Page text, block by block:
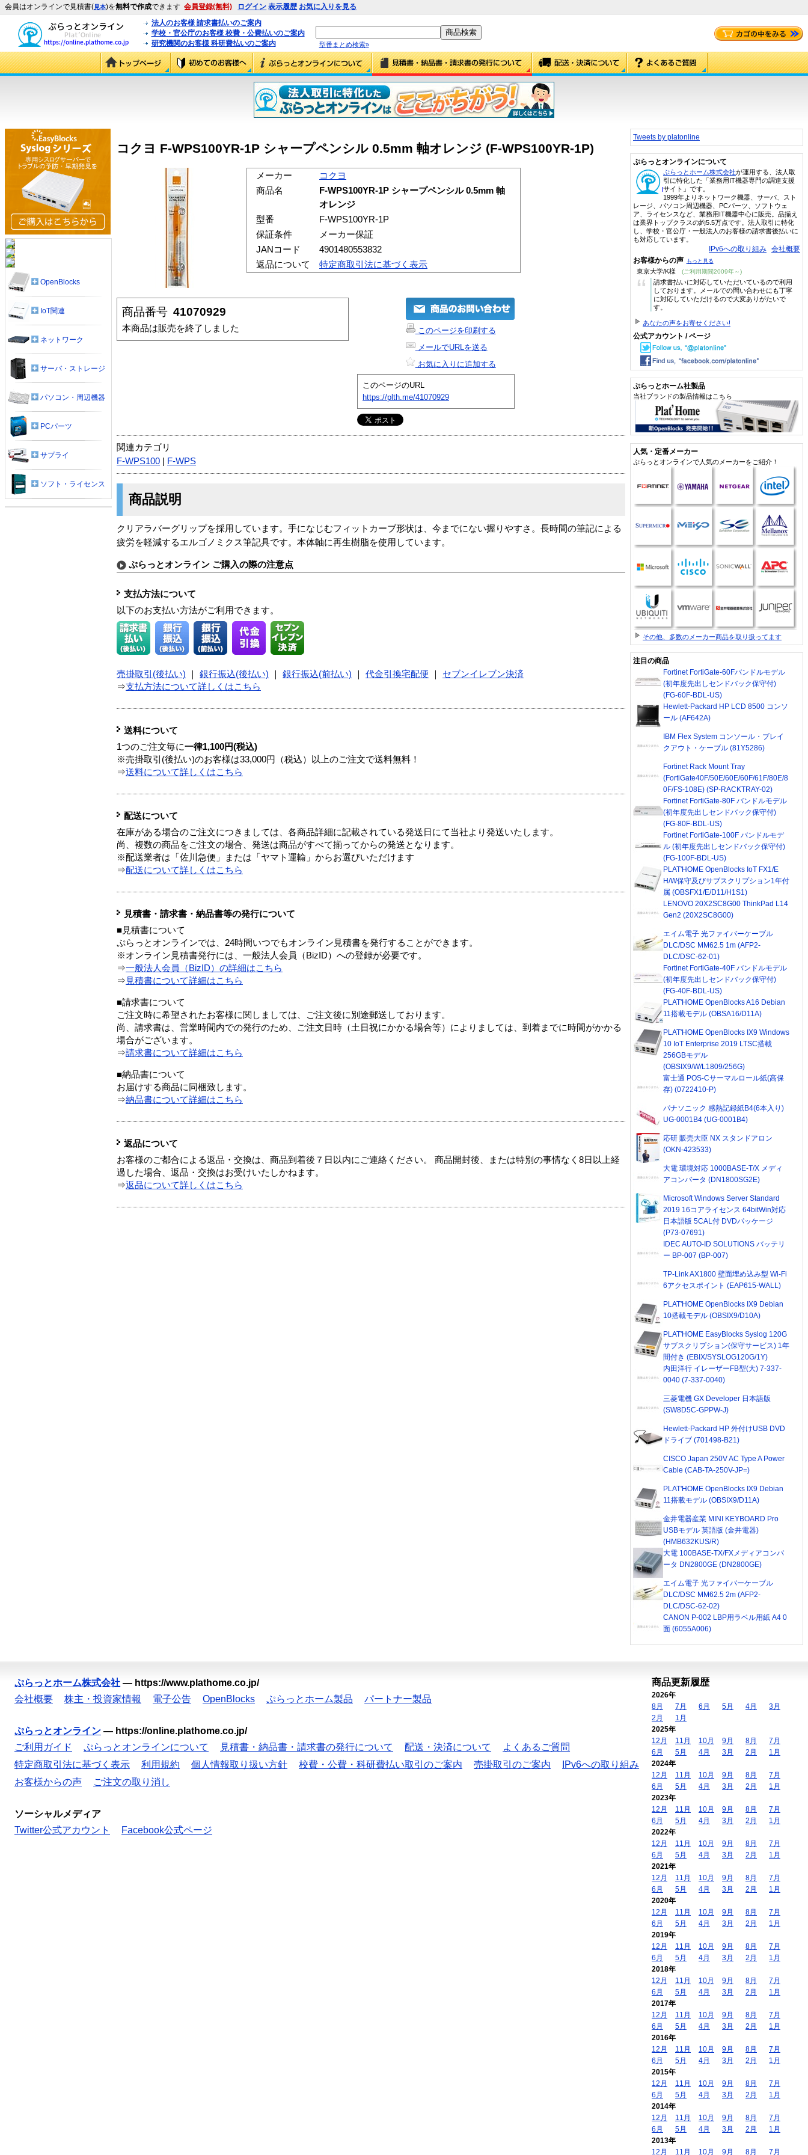
会員はオンラインで見積書(見本)を無料で作成できます 会員登録(無料) ログイン 表示履歴 お気に入りを見る
法人のお客様 請求書払いのご案内
学校・官公庁のお客様 校費・公費払いのご案内
研究機関のお客様 科研費払いのご案内
型番まとめ検索»
コクヨ F-WPS100YR-1P シャープペンシル 0.5mm 軸オレンジ (F-WPS100YR-1P)
メーカー
コクヨ
商品名
F-WPS100YR-1P シャープペンシル 0.5mm 軸
オレンジ
型番
F-WPS100YR-1P
保証条件
メーカー保証
JANコード
4901480553832
返品について
特定商取引法に基づく表示
商品番号 41070929
本商品は販売を終了しました
このページを印刷する
メールでURLを送る
お気に入りに追加する
このページのURL
https://plth.me/41070929
関連カテゴリ
F-WPS100
F-WPS
商品説明
クリアラバーグリップを採用しています。手になじむフィットカーブ形状は、今までにない握りやすさ。長時間の筆記による
疲労を軽減するエルゴノミクス筆記具です。本体軸に再生樹脂を使用しています。
ぷらっとオンライン ご購入の際の注意点
支払方法について
以下のお支払い方法がご利用できます。
売掛取引(後払い) 銀行振込(後払い) 銀行振込(前払い) 代金引換宅配便
セブンイレブン決済
⇒支払方法について詳しくはこちら
送料について
1つのご注文毎に一律1,100円(税込)
※売掛取引(後払い)のお客様は33,000円（税込）以上のご注文で送料無料！
⇒送料について詳しくはこちら
配送について
在庫がある場合のご注文につきましては、各商品詳細に記載されている発送日にて当社より発送いたします。
尚、複数の商品をご注文の場合、発送は商品がすべて揃ってからの発送となります。
※配送業者は「佐川急便」または「ヤマト運輸」からお選びいただけます
⇒配送について詳しくはこちら
見積書・請求書・納品書等の発行について
■見積書について
ぷらっとオンラインでは、24時間いつでもオンライン見積書を発行することができます。
※オンライン見積書発行には、一般法人会員（BizID）への登録が必要です。
⇒一般法人会員（BizID）の詳細はこちら
⇒ 見積書について詳細はこちら
■請求書について
ご注文時に希望されたお客様に関しましては、ご注文後に別途郵送しております。
尚、請求書は、営業時間内での発行のため、ご注文日時（土日祝にかかる場合等）によりましては、到着までに時間がかかる
場合がございます。
⇒請求書について詳細はこちら
■納品書について
お届けする商品に同梱致します。
⇒納品書について詳細はこちら
返品について
お客様のご都合による返品・交換は、商品到着後７日以内にご連絡ください。 商品開封後、または特別の事情なく8日以上経
過した場合、返品・交換はお受けいたしかねます。
⇒返品について詳しくはこちら
OpenBlocks
IoT関連
ネットワーク
サーバ・ストレージ
パソコン・周辺機器
PCパーツ
サプライ
ソフト・ライセンス
Tweets by platonline
ぷらっとオンラインについて
ぷらっとホーム株式会社が運用する、法人取
引に特化した「業務用IT機器専門の調達支援
サイト」です。
1999年よりネットワーク機器、サーバ、スト
レージ、パソコン周辺機器、PCパーツ、ソフトウェ
ア、ライセンスなど、業務用IT機器中心に販売。品揃え
は業界トップクラスの約5.5万点です。法人取引に特化
し、学校・官公庁・一般法人のお客様の請求書後払いに
も対応しています。
IPv6への取り組み 会社概要
お客様からの声 もっと見る
東京大学/K様 (ご利用期間2009年～)
“
請求書払いに対応していただいているので利用
しております。メールでの問い合わせにも丁寧
に対応していただけるので大変ありがたいで
す。
あなたの声をお寄せください!
公式アカウント / ページ
ぷらっとホーム社製品
当社ブランドの製品情報はこちら
人気・定番メーカー
ぷらっとオンラインで人気のメーカーをご紹介！
その他、多数のメーカー商品を取り扱ってます
注目の商品
Fortinet FortiGate-60Fバンドルモデル
(初年度先出しセンドバック保守付)
(FG-60F-BDL-US)
Hewlett-Packard HP LCD 8500 コンソ
ール (AF642A)
IBM Flex System コンソール・ブレイ
クアウト・ケーブル (81Y5286)
Fortinet Rack Mount Tray
(FortiGate40F/50E/60E/60F/61F/80E/8
0F/FS-108E) (SP-RACKTRAY-02)
Fortinet FortiGate-80F バンドルモデル
(初年度先出しセンドバック保守付)
(FG-80F-BDL-US)
Fortinet FortiGate-100F バンドルモデ
ル (初年度先出しセンドバック保守付)
(FG-100F-BDL-US)
PLAT'HOME OpenBlocks IoT FX1/E
H/W保守及びサブスクリプション1年付
属 (OBSFX1/E/D11/H1S1)
LENOVO 20X2SC8G00 ThinkPad L14
Gen2 (20X2SC8G00)
エイム電子 光ファイバーケーブル
DLC/DSC MM62.5 1m (AFP2-
DLC/DSC-62-01)
Fortinet FortiGate-40F バンドルモデル
(初年度先出しセンドバック保守付)
(FG-40F-BDL-US)
PLAT'HOME OpenBlocks A16 Debian
11搭載モデル (OBSA16/D11A)
PLAT'HOME OpenBlocks IX9 Windows
10 IoT Enterprise 2019 LTSC搭載
256GBモデル
(OBSIX9/W/L1809/256G)
富士通 POS-Cサーマルロール紙(高保
存) (0722410-P)
パナソニック 感熱記録紙B4(6本入り)
UG-0001B4 (UG-0001B4)
応研 販売大臣 NX スタンドアロン
(OKN-423533)
大電 環境対応 1000BASE-T/X メディ
アコンバータ (DN1800SG2E)
Microsoft Windows Server Standard
2019 16コアライセンス 64bitWin対応
日本語版 5CAL付 DVDパッケージ
(P73-07691)
IDEC AUTO-ID SOLUTIONS バッテリ
ー BP-007 (BP-007)
TP-Link AX1800 壁面埋め込み型 Wi-Fi
6アクセスポイント (EAP615-WALL)
PLAT'HOME OpenBlocks IX9 Debian
10搭載モデル (OBSIX9/D10A)
PLAT'HOME EasyBlocks Syslog 120G
サブスクリプション(保守サービス) 1年
間付き (EBIX/SYSLOG120G/1Y)
内田洋行 イレーザーFB型(大) 7-337-
0040 (7-337-0040)
三菱電機 GX Developer 日本語版
(SW8D5C-GPPW-J)
Hewlett-Packard HP 外付けUSB DVD
ドライブ (701498-B21)
CISCO Japan 250V AC Type A Power
Cable (CAB-TA-250V-JP=)
PLAT'HOME OpenBlocks IX9 Debian
11搭載モデル (OBSIX9/D11A)
金井電器産業 MINI KEYBOARD Pro
USBモデル 英語版 (金井電器)
(HMB632KUS/R)
大電 100BASE-TX/FXメディアコンバ
ータ DN2800GE (DN2800GE)
エイム電子 光ファイバーケーブル
DLC/DSC MM62.5 2m (AFP2-
DLC/DSC-62-02)
CANON P-002 LBP用ラベル用紙 A4 0
面 (6055A006)
ぷらっとホーム株式会社 — https://www.plathome.co.jp/
会社概要
株主・投資家情報 電子公告 OpenBlocks ぷらっとホーム製品 パートナー製品
ぷらっとオンライン — https://online.plathome.co.jp/
ご利用ガイド
ぷらっとオンラインについて 見積書・納品書・請求書の発行について 配送・決済について
よくあるご質問
特定商取引法に基づく表示
利用規約 個人情報取り扱い方針 校費・公費・科研費払い取引のご案内 売掛取引のご案内
IPv6への取り組み
お客様からの声
ご注文の取り消し
ソーシャルメディア
Twitter公式アカウント
Facebook公式ページ
商品更新履歴
2026年
8月
7月 6月 5月 4月
3月
2月
1月
2025年
12月
11月 10月 9月 8月
7月
6月
5月 4月 3月 2月
1月
2024年
12月
11月 10月 9月 8月
7月
6月
5月 4月 3月 2月
1月
2023年
12月
11月 10月 9月 8月
7月
6月
5月 4月 3月 2月
1月
2022年
12月
11月 10月 9月 8月
7月
6月
5月 4月 3月 2月
1月
2021年
12月
11月 10月 9月 8月
7月
6月
5月 4月 3月 2月
1月
2020年
12月
11月 10月 9月 8月
7月
6月
5月 4月 3月 2月
1月
2019年
12月
11月 10月 9月 8月
7月
6月
5月 4月 3月 2月
1月
2018年
12月
11月 10月 9月 8月
7月
6月
5月 4月 3月 2月
1月
2017年
12月
11月 10月 9月 8月
7月
6月
5月 4月 3月 2月
1月
2016年
12月
11月 10月 9月 8月
7月
6月
5月 4月 3月 2月
1月
2015年
12月
11月 10月 9月 8月
7月
6月
5月 4月 3月 2月
1月
2014年
12月
11月 10月 9月 8月
7月
6月
5月 4月 3月 2月
1月
2013年
12月
11月 10月 9月 8月 7月